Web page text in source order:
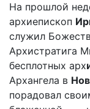
На прошлой
архиепископ
служил
Архистратига
бесплотных арх
Архангела в
порадовал